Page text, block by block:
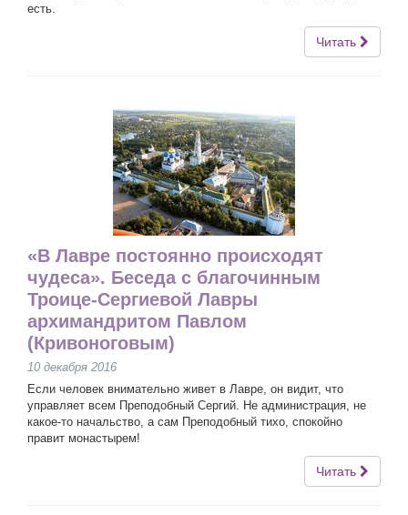
есть.
Читать
«В Лавре постоянно происходят
чудеса». Беседа с благочинным
Троице-Сергиевой Лавры
архимандритом Павлом
(Кривоноговым)
10 декабря 2016
Если человек внимательно живет в Лавре, он видит, что
управляет всем Преподобный Сергий. Не администрация, не
какое-то начальство, а сам Преподобный тихо, спокойно
правит монастырем!
Читать